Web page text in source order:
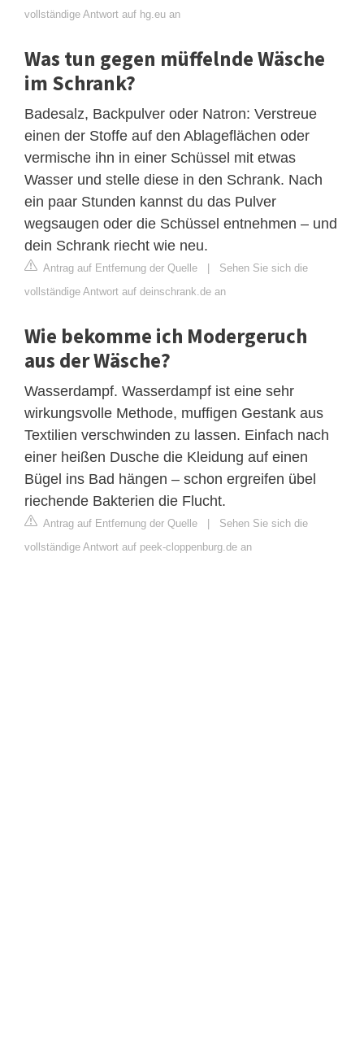
vollständige Antwort auf hg.eu an
Was tun gegen müffelnde Wäsche
im Schrank?
Badesalz, Backpulver oder Natron: Verstreue
einen der Stoffe auf den Ablageflächen oder
vermische ihn in einer Schüssel mit etwas
Wasser und stelle diese in den Schrank. Nach
ein paar Stunden kannst du das Pulver
wegsaugen oder die Schüssel entnehmen – und
dein Schrank riecht wie neu.
Antrag auf Entfernung der Quelle | Sehen Sie sich die
vollständige Antwort auf deinschrank.de an
Wie bekomme ich Modergeruch
aus der Wäsche?
Wasserdampf. Wasserdampf ist eine sehr
wirkungsvolle Methode, muffigen Gestank aus
Textilien verschwinden zu lassen. Einfach nach
einer heißen Dusche die Kleidung auf einen
Bügel ins Bad hängen – schon ergreifen übel
riechende Bakterien die Flucht.
Antrag auf Entfernung der Quelle | Sehen Sie sich die
vollständige Antwort auf peek-cloppenburg.de an